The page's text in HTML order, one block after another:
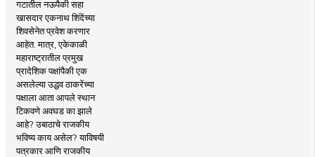
गटातील नऊपैकी सहा
खासदार एकनाथ शिंदेंच्या
शिवसेनेत प्रवेश करणार
आहेत. मात्र, एकेकाळी
महाराष्ट्रातील प्रमुख
प्रादेशिक पक्षांपैकी एक
असलेल्या उद्धव ठाकरेंच्या
पक्षाला आता आपले स्थान
टिकवणे अवघड का झाले
आहे? उबाठाचे राजकीय
भविष्य काय असेल? याविषयी
पत्रकार आणि राजकीय